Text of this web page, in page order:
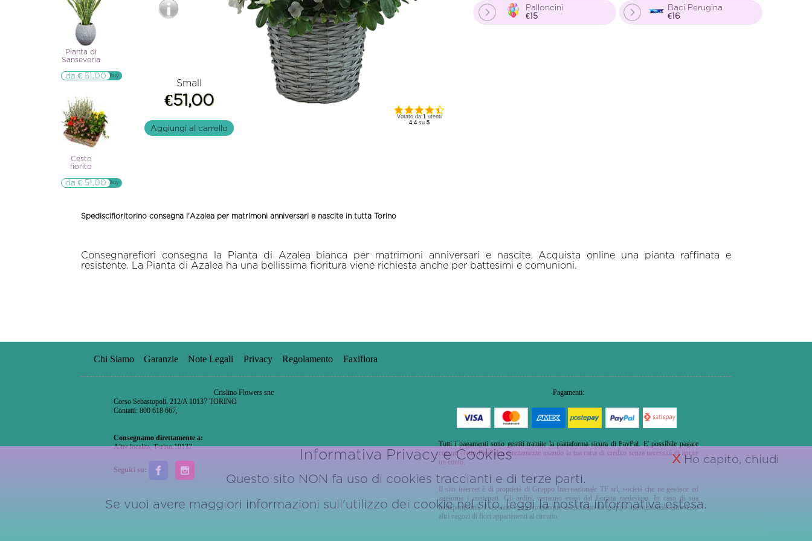
Pianta di
Sanseveria
▷▷ Buy
da € 51,00
Cesto
fiorito
▷▷ Buy
da € 51,00
Small
€51,00
Aggiungi al carrello
Votato da:1utenti
4.4su 5
Palloncini
€15
Baci Perugina
€16
Spediscifioritorino consegna l'Azalea per matrimoni anniversari e nascite in tutta Torino
Consegnarefiori consegna la Pianta di Azalea bianca per matrimoni anniversari e nascite. Acquista online una pianta raffinata e
resistente. La Pianta di Azalea ha una bellissima fioritura viene richiesta anche per battesimi e comunioni.
Chi Siamo Garanzie Note Legali Privacy Regolamento Faxiflora
Crislino Flowers snc
Corso Sebastopoli, 212/A 10137 TORINO
Contatti: 800 618 667,
Consegnamo direttamente a:
Altre localita,Torino 10137
Seguici su:
Pagamenti:
Tutti i pagamenti sono gestiti tramite la piattaforma sicura di PayPal. E' possibile pagare
con un conto PayPal o direttamente usando la tua carta di credito senza necessità di aprire
un conto.
Il sito internet è di proprietà di Gruppo Internazionale TF srl, società che ne gestisce ed
aggiorna i contenuti. Gli ordini verranno evasi dal fiorista medesimo. In caso di sua
indisponibilità, il servizio verra' comunque asssicurato da gruppo internazionale attraverso
altri negozi di fiori appartenenti al circuito.
Informativa Privacy e Cookies
Questo sito NON fa uso di cookies traccianti e di terze parti.
Se vuoi avere maggiori informazioni sull'utilizzo dei cookie nel sito, leggi la nostrainformativa estesa.
XHo capito, chiudi